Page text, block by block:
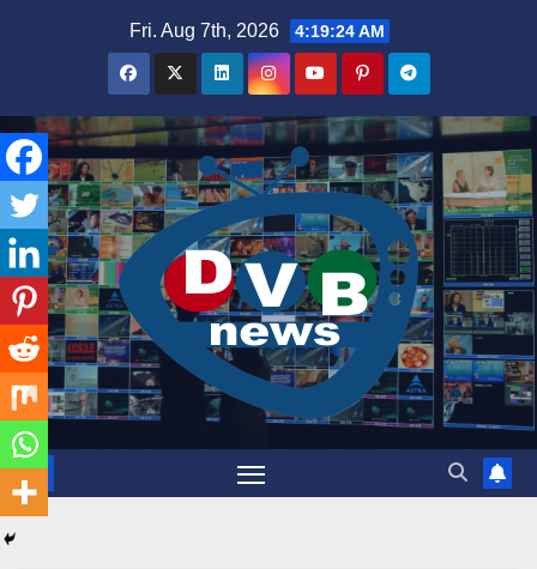
Fri. Aug 7th, 2026 4:19:25 AM